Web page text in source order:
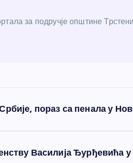
за подручје општине
пораз са пенала у
Василија Ђурђевића у